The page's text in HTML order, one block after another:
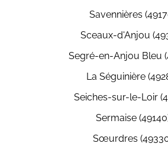
Savennières
Sceaux-d'Anjou
Segré-en-Anjou Bleu
La Séguinière
Seiches-sur-le-Loir
Sermaise
Sœurdres